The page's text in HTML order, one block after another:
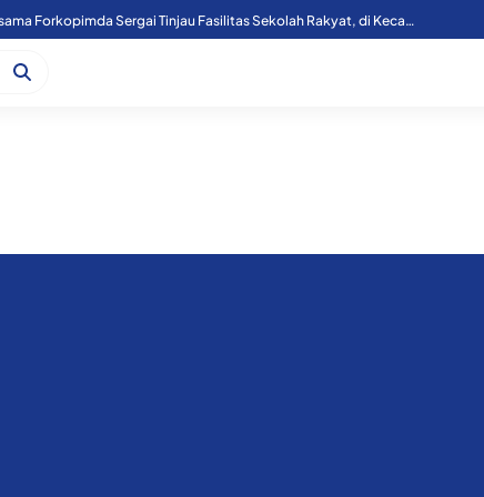
Kapoolres Sergai Bersama Forkopimda Sergai Tinjau Fasilitas Sekolah Rakyat, di Kecamatan Firdaus.